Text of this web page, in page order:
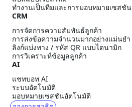
ทำงานเป็นทีมและการมอบหมายเซสชัน
CRM
การจัดการความสัมพันธ์ลูกค้า
การส่งข้อความจำนวนมากอย่างแม่นยำ
ลิงก์แบ่งทาง / รหัส QR แบบไดนามิก
การวิเคราะห์ข้อมูลลูกค้า
AI
แชทบอท AI
ระบบอัตโนมัติ
มอบหมายเซสชันอัตโนมัติ